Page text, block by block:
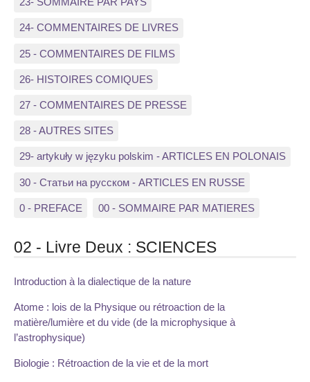
24- COMMENTAIRES DE LIVRES
25 - COMMENTAIRES DE FILMS
26- HISTOIRES COMIQUES
27 - COMMENTAIRES DE PRESSE
28 - AUTRES SITES
29- artykuły w języku polskim - ARTICLES EN POLONAIS
30 - Статьи на русском - ARTICLES EN RUSSE
0 - PREFACE 00 - SOMMAIRE PAR MATIERES
02 - Livre Deux : SCIENCES
Introduction à la dialectique de la nature
Atome : lois de la Physique ou rétroaction de la
matière/lumière et du vide (de la microphysique à
l’astrophysique)
Biologie : Rétroaction de la vie et de la mort